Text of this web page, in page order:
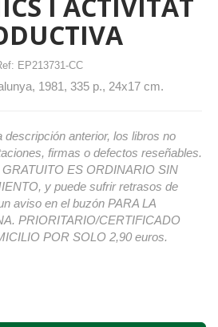
EP213731-CC
1981, 335 p., 24x17 cm.
descripción anterior, los libros no
firmas o defectos reseñables.
ES ORDINARIO SIN
y puede sufrir retrasos de
aviso en el buzón PARA LA
PRIORITARIO/CERTIFICADO
POR SOLO 2,90 euros.